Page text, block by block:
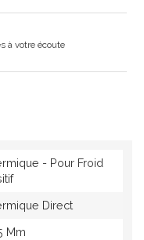
à votre écoute
- Pour Froid
Direct
Mm